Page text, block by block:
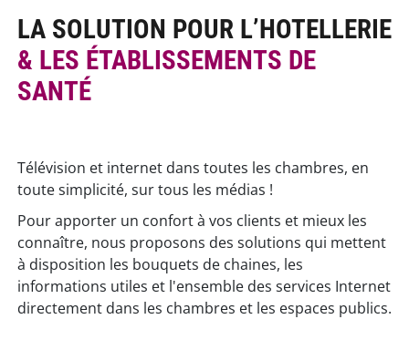
LA SOLUTION POUR L’HOTELLERIE
& LES ÉTABLISSEMENTS DE
SANTÉ
Télévision et internet dans toutes les chambres, en
toute simplicité, sur tous les médias !
Pour apporter un confort à vos clients et mieux les
connaître, nous proposons des solutions qui mettent
à disposition les bouquets de chaines, les
informations utiles et l'ensemble des services Internet
directement dans les chambres et les espaces publics.